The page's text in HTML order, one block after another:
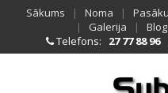
Sākums | Noma |
|
Galerija |
Telefons:
27 77 88 96|